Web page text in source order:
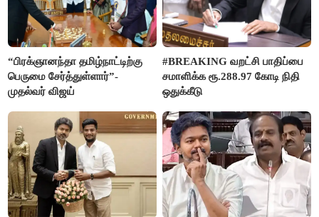
“பிரக்ஞானந்தா தமிழ்நாட்டிற்கு
பெருமை சேர்த்துள்ளார்”-
முதல்வர் விஜய்
#BREAKING வறட்சி பாதிப்பை
சமாளிக்க ரூ.288.97 கோடி நிதி
ஒதுக்கீடு